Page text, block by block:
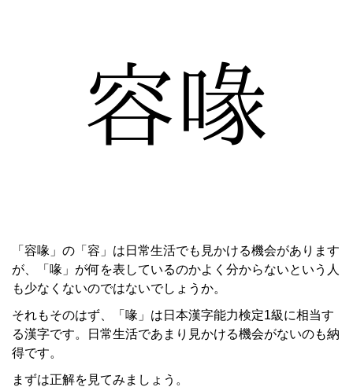
「容喙」の「容」は日常生活でも見かける機会があります
が、「喙」が何を表しているのかよく分からないという人
も少なくないのではないでしょうか。
それもそのはず、「喙」は日本漢字能力検定1級に相当す
る漢字です。日常生活であまり見かける機会がないのも納
得です。
まずは正解を見てみましょう。